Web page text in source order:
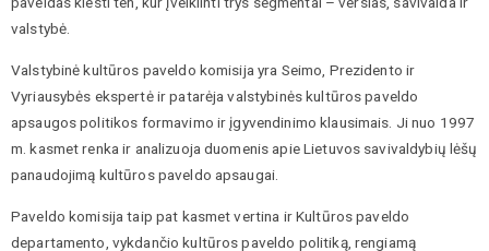
valstybė.
Valstybinė kultūros paveldo komisija yra Seimo, Prezidento ir
Vyriausybės ekspertė ir patarėja valstybinės kultūros paveldo
apsaugos politikos formavimo ir įgyvendinimo klausimais. Ji nuo 1997
m. kasmet renka ir analizuoja duomenis apie Lietuvos savivaldybių lėšų
panaudojimą kultūros paveldo apsaugai.
Paveldo komisija taip pat kasmet vertina ir Kultūros paveldo
departamento, vykdančio kultūros paveldo politiką, rengiamą